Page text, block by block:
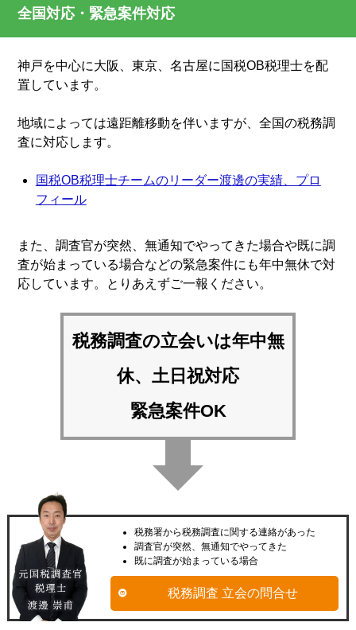
全国対応・緊急案件対応
神戸を中心に大阪、東京、名古屋に国税OB税理士を配
置しています。
地域によっては遠距離移動を伴いますが、全国の税務調
査に対応します。
国税OB税理士チームのリーダー渡邊の実績、プロ
フィール
また、調査官が突然、無通知でやってきた場合や既に調
査が始まっている場合などの緊急案件にも年中無休で対
応しています。とりあえずご一報ください。
税務調査の立会いは年中無
休、土日祝対応
緊急案件OK
税務署から税務調査に関する連絡があった
調査官が突然、無通知でやってきた
既に調査が始まっている場合
税務調査 立会の問合せ